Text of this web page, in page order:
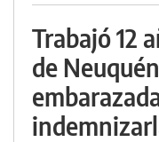
Trabajó 12
de